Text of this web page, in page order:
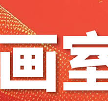
创始人介绍